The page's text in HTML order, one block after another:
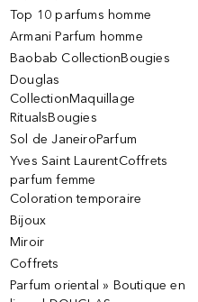
Top 10 parfums homme
Armani Parfum homme
Baobab CollectionBougies
Douglas
CollectionMaquillage
RitualsBougies
Sol de JaneiroParfum
Yves Saint LaurentCoffrets
parfum femme
Coloration temporaire
Bijoux
Miroir
Coffrets
Parfum oriental » Boutique en